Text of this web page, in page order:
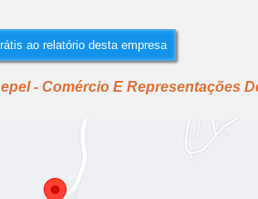
ao relatório desta empresa
- Comércio E Representações